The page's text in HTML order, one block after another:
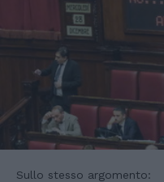
Sullo stesso argomento: